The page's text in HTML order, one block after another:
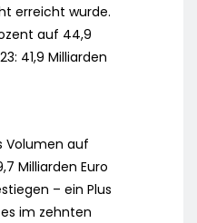
erreicht wurde.
auf 44,9
41,9 Milliarden
Volumen auf
Milliarden Euro
– ein Plus
im zehnten